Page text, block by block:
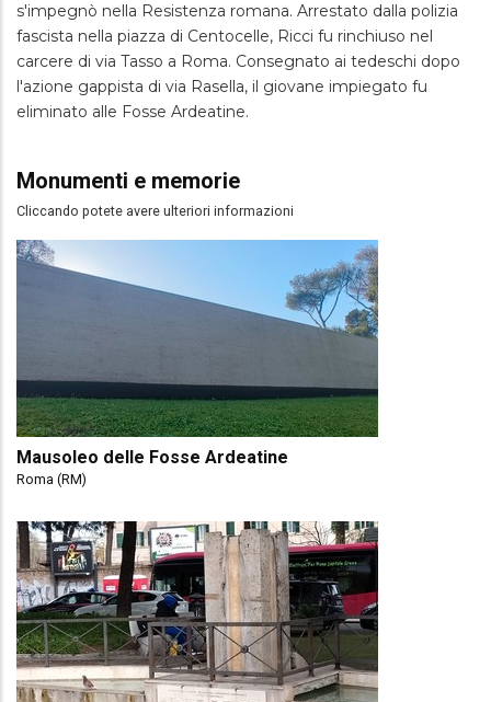
s'impegnò nella Resistenza romana. Arrestato dalla polizia
fascista nella piazza di Centocelle, Ricci fu rinchiuso nel
carcere di via Tasso a Roma. Consegnato ai tedeschi dopo
l'azione gappista di via Rasella, il giovane impiegato fu
eliminato alle Fosse Ardeatine.
Monumenti e memorie
Cliccando potete avere ulteriori informazioni
Mausoleo delle Fosse Ardeatine
Roma (RM)